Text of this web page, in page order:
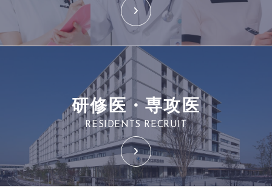
研修医・専攻医
RESIDENTS RECRUIT